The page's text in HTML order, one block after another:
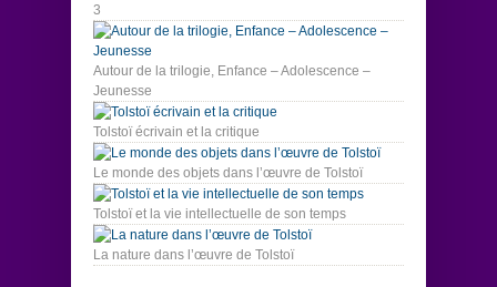
3
Autour de la trilogie, Enfance – Adolescence –
Jeunesse
Tolstoï écrivain et la critique
Le monde des objets dans l’œuvre de Tolstoï
Tolstoï et la vie intellectuelle de son temps
La nature dans l’œuvre de Tolstoï